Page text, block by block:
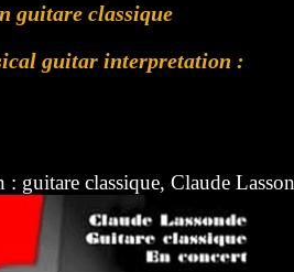
guitare classique
guitar interpretation :
: guitare classique, Claude